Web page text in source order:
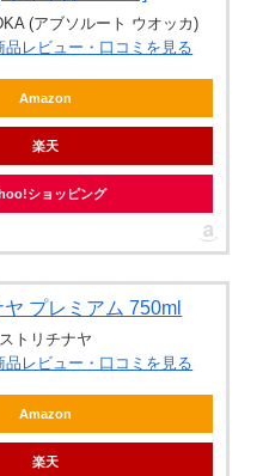
(アブソルート ウオッカ)
品レビュー・口コミを見る
Amazon
楽天
ショッピング
プレミアム 750ml
ストリチナヤ
品レビュー・口コミを見る
Amazon
楽天